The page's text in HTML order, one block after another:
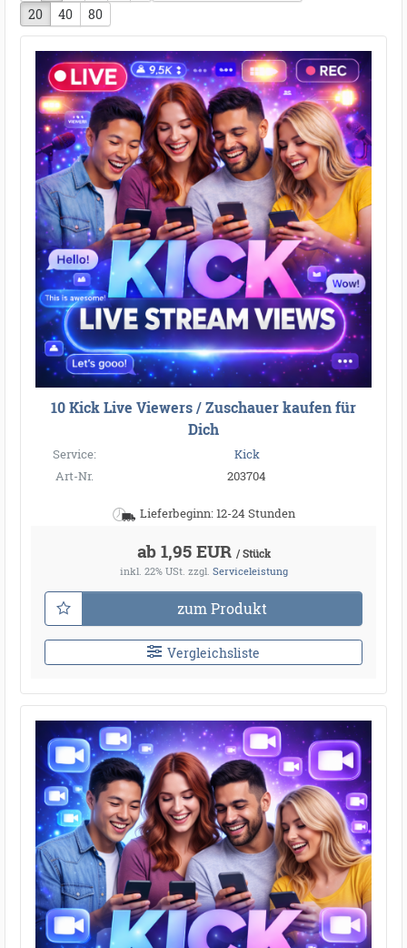
20
40 80
10 Kick Live Viewers / Zuschauer kaufen für
Dich
Service:
Kick
Art-Nr.
203704
Lieferbeginn: 12-24 Stunden
ab 1,95 EUR / Stück
inkl. 22% USt. zzgl. Serviceleistung
zum Produkt
Vergleichsliste